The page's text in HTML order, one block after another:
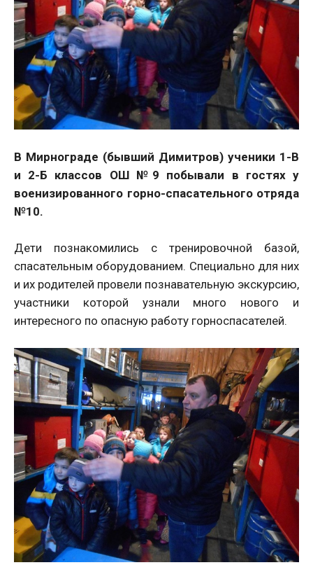
В Мирнограде (бывший Димитров) ученики 1-В
и 2-Б классов ОШ №9 побывали в гостях у
военизированного горно-спасательного отряда
№10.
Дети познакомились с тренировочной базой,
спасательным оборудованием. Специально для них
и их родителей провели познавательную экскурсию,
участники которой узнали много нового и
интересного по опасную работу горноспасателей.